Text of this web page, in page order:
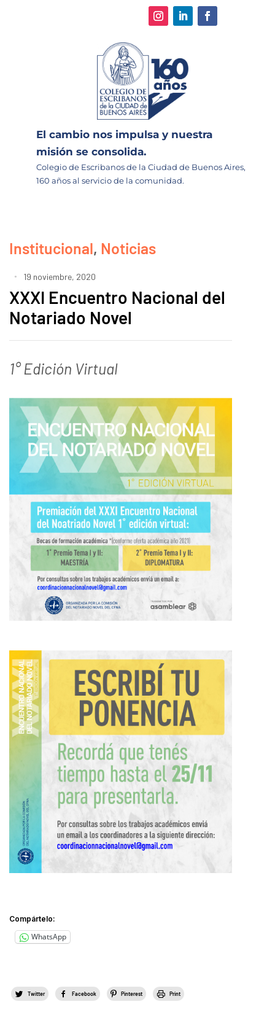
El cambio nos impulsa y nuestra
misión se consolida.
Colegio de Escribanos de la Ciudad de Buenos Aires,
160 años al servicio de la comunidad.
Institucional, Noticias
19 noviembre, 2020
XXXI Encuentro Nacional del
Notariado Novel
1° Edición Virtual
Compártelo:
WhatsApp
Twitter Facebook Pinterest Print